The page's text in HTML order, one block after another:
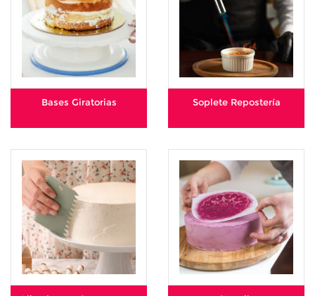
Bases Giratorias Soplete Repostería